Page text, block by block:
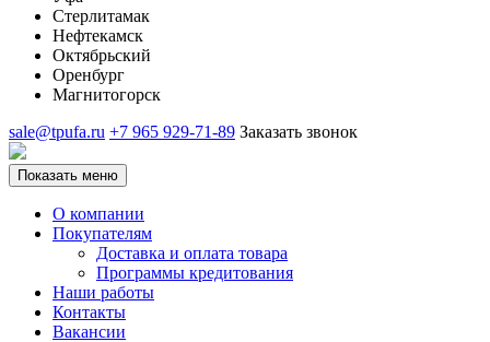
Стерлитамак
Нефтекамск
Октябрьский
Оренбург
Магнитогорск
sale@tpufa.ru +7 965 929-71-89 Заказать звонок
Показать меню
О компании
Покупателям
Доставка и оплата товара
Программы кредитования
Наши работы
Контакты
Вакансии